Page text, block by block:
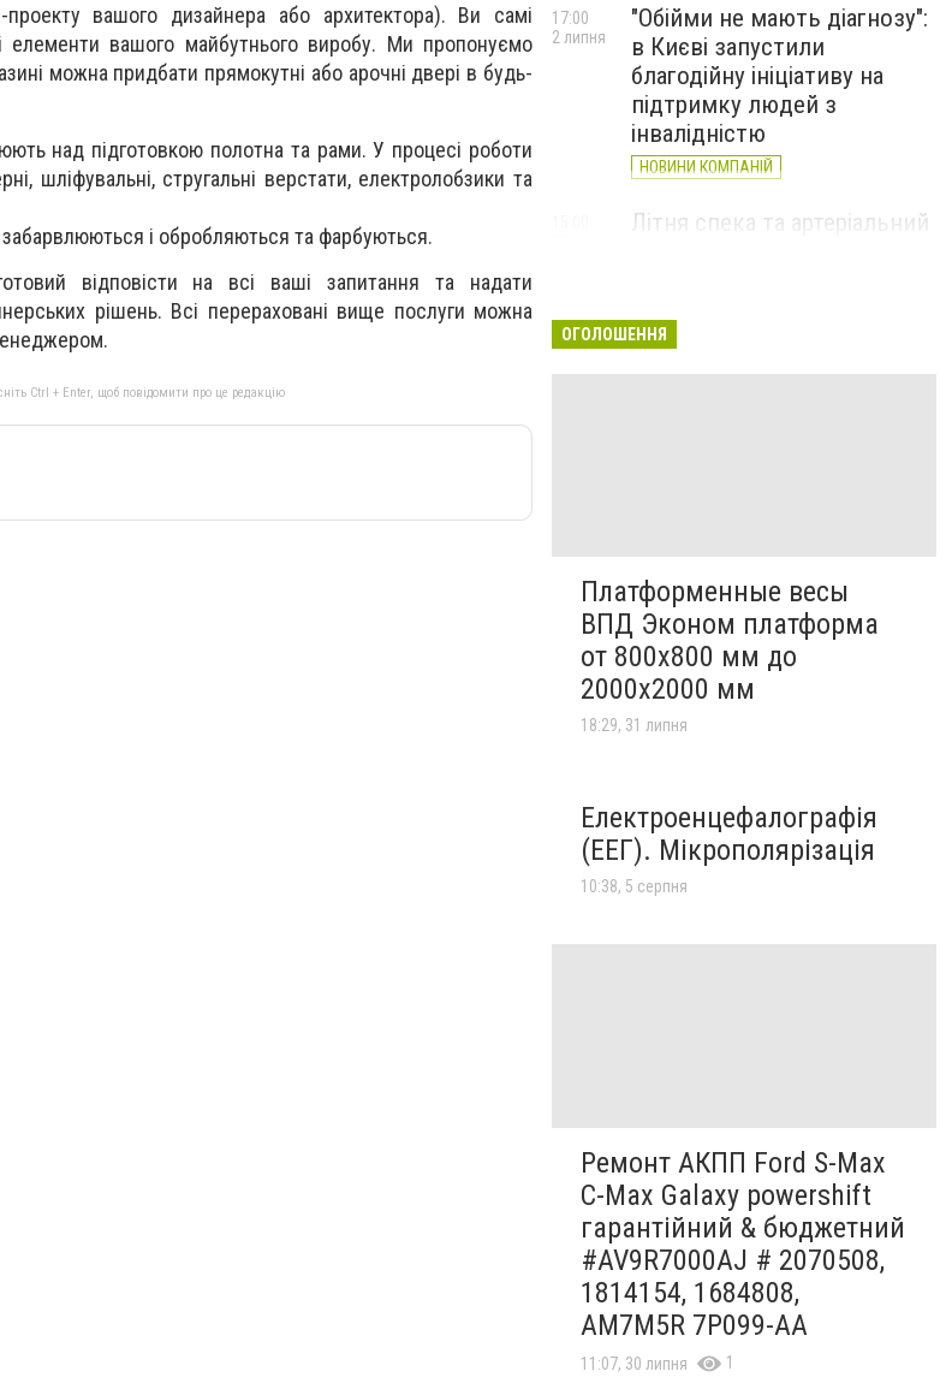
вашого дизайнера або архитектора). Ви самі
елементи вашого майбутнього виробу. Ми пропонуємо
можна придбати прямокутні або арочні двері в будь-
над підготовкою полотна та рами. У процесі роботи
шліфувальні, стругальні верстати, електролобзики та
і обробляються та фарбуються.
відповісти на всі ваші запитання та надати
рішень. Всі перераховані вище послуги можна
Ctrl + Enter, щоб повідомити про це редакцію
"Обійми не мають діагнозу":
в Києві запустили
благодійну ініціативу на
підтримку людей з
інвалідністю
НОВИНИ КОМПАНІЙ
17:00
2 липня
Літня спека та артеріальний
ОГОЛОШЕННЯ
Платформенные весы
ВПД Эконом платформа
от 800х800 мм до
2000х2000 мм
18:29, 31 липня
Електроенцефалографія
(ЕЕГ). Мікрополярізація
10:38, 5 серпня
Ремонт АКПП Ford S-Max
C-Max Galaxy powershift
гарантійний & бюджетний
#AV9R7000AJ # 2070508,
1814154, 1684808,
AM7M5R 7P099-AA
11:07, 30 липня 1